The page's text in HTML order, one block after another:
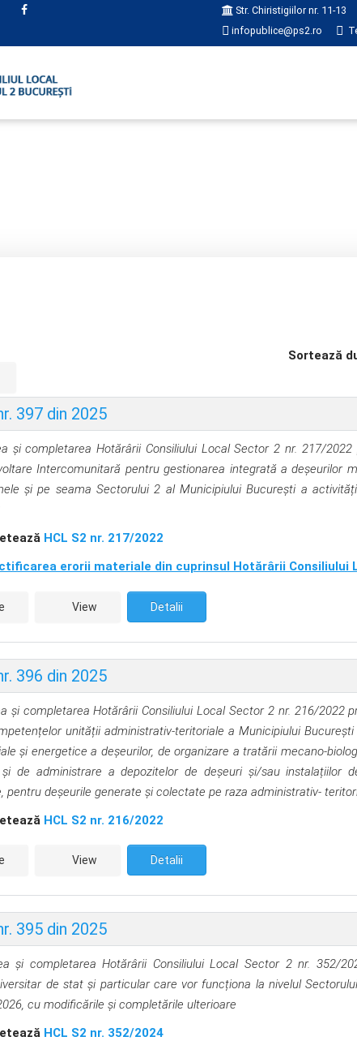
Str. Chiristigiilor nr. 11-13
infopublice@ps2.ro
Sortează
397 din 2025
și completarea Hotărârii Consiliului Local Sector 2 nr. 217/
Intercomunitară pentru gestionarea integrată a deșeurilor
și pe seama Sectorului 2 al Municipiului București a
HCL S2 nr. 217/2022
erorii materiale din cuprinsul Hotărârii Consiliului
View Detalii
396 din 2025
și completarea Hotărârii Consiliului Local Sector 2 nr. 216/2022
unității administrativ-teritoriale a Municipiului
și energetice a deșeurilor, de organizare a tratării mecano-
de administrare a depozitelor de deșeuri și/sau instalațiilor
pentru deșeurile generate și colectate pe raza administrativ-
HCL S2 nr. 216/2022
View Detalii
395 din 2025
şi completarea Hotărârii Consiliului Local Sector 2 nr. 352/
de stat și particular care vor funcționa la nivelul
cu modificările și completările ulterioare
HCL S2 nr. 352/2024